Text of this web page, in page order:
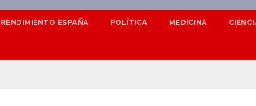
ESPAÑA POLÍTICA MEDICINA